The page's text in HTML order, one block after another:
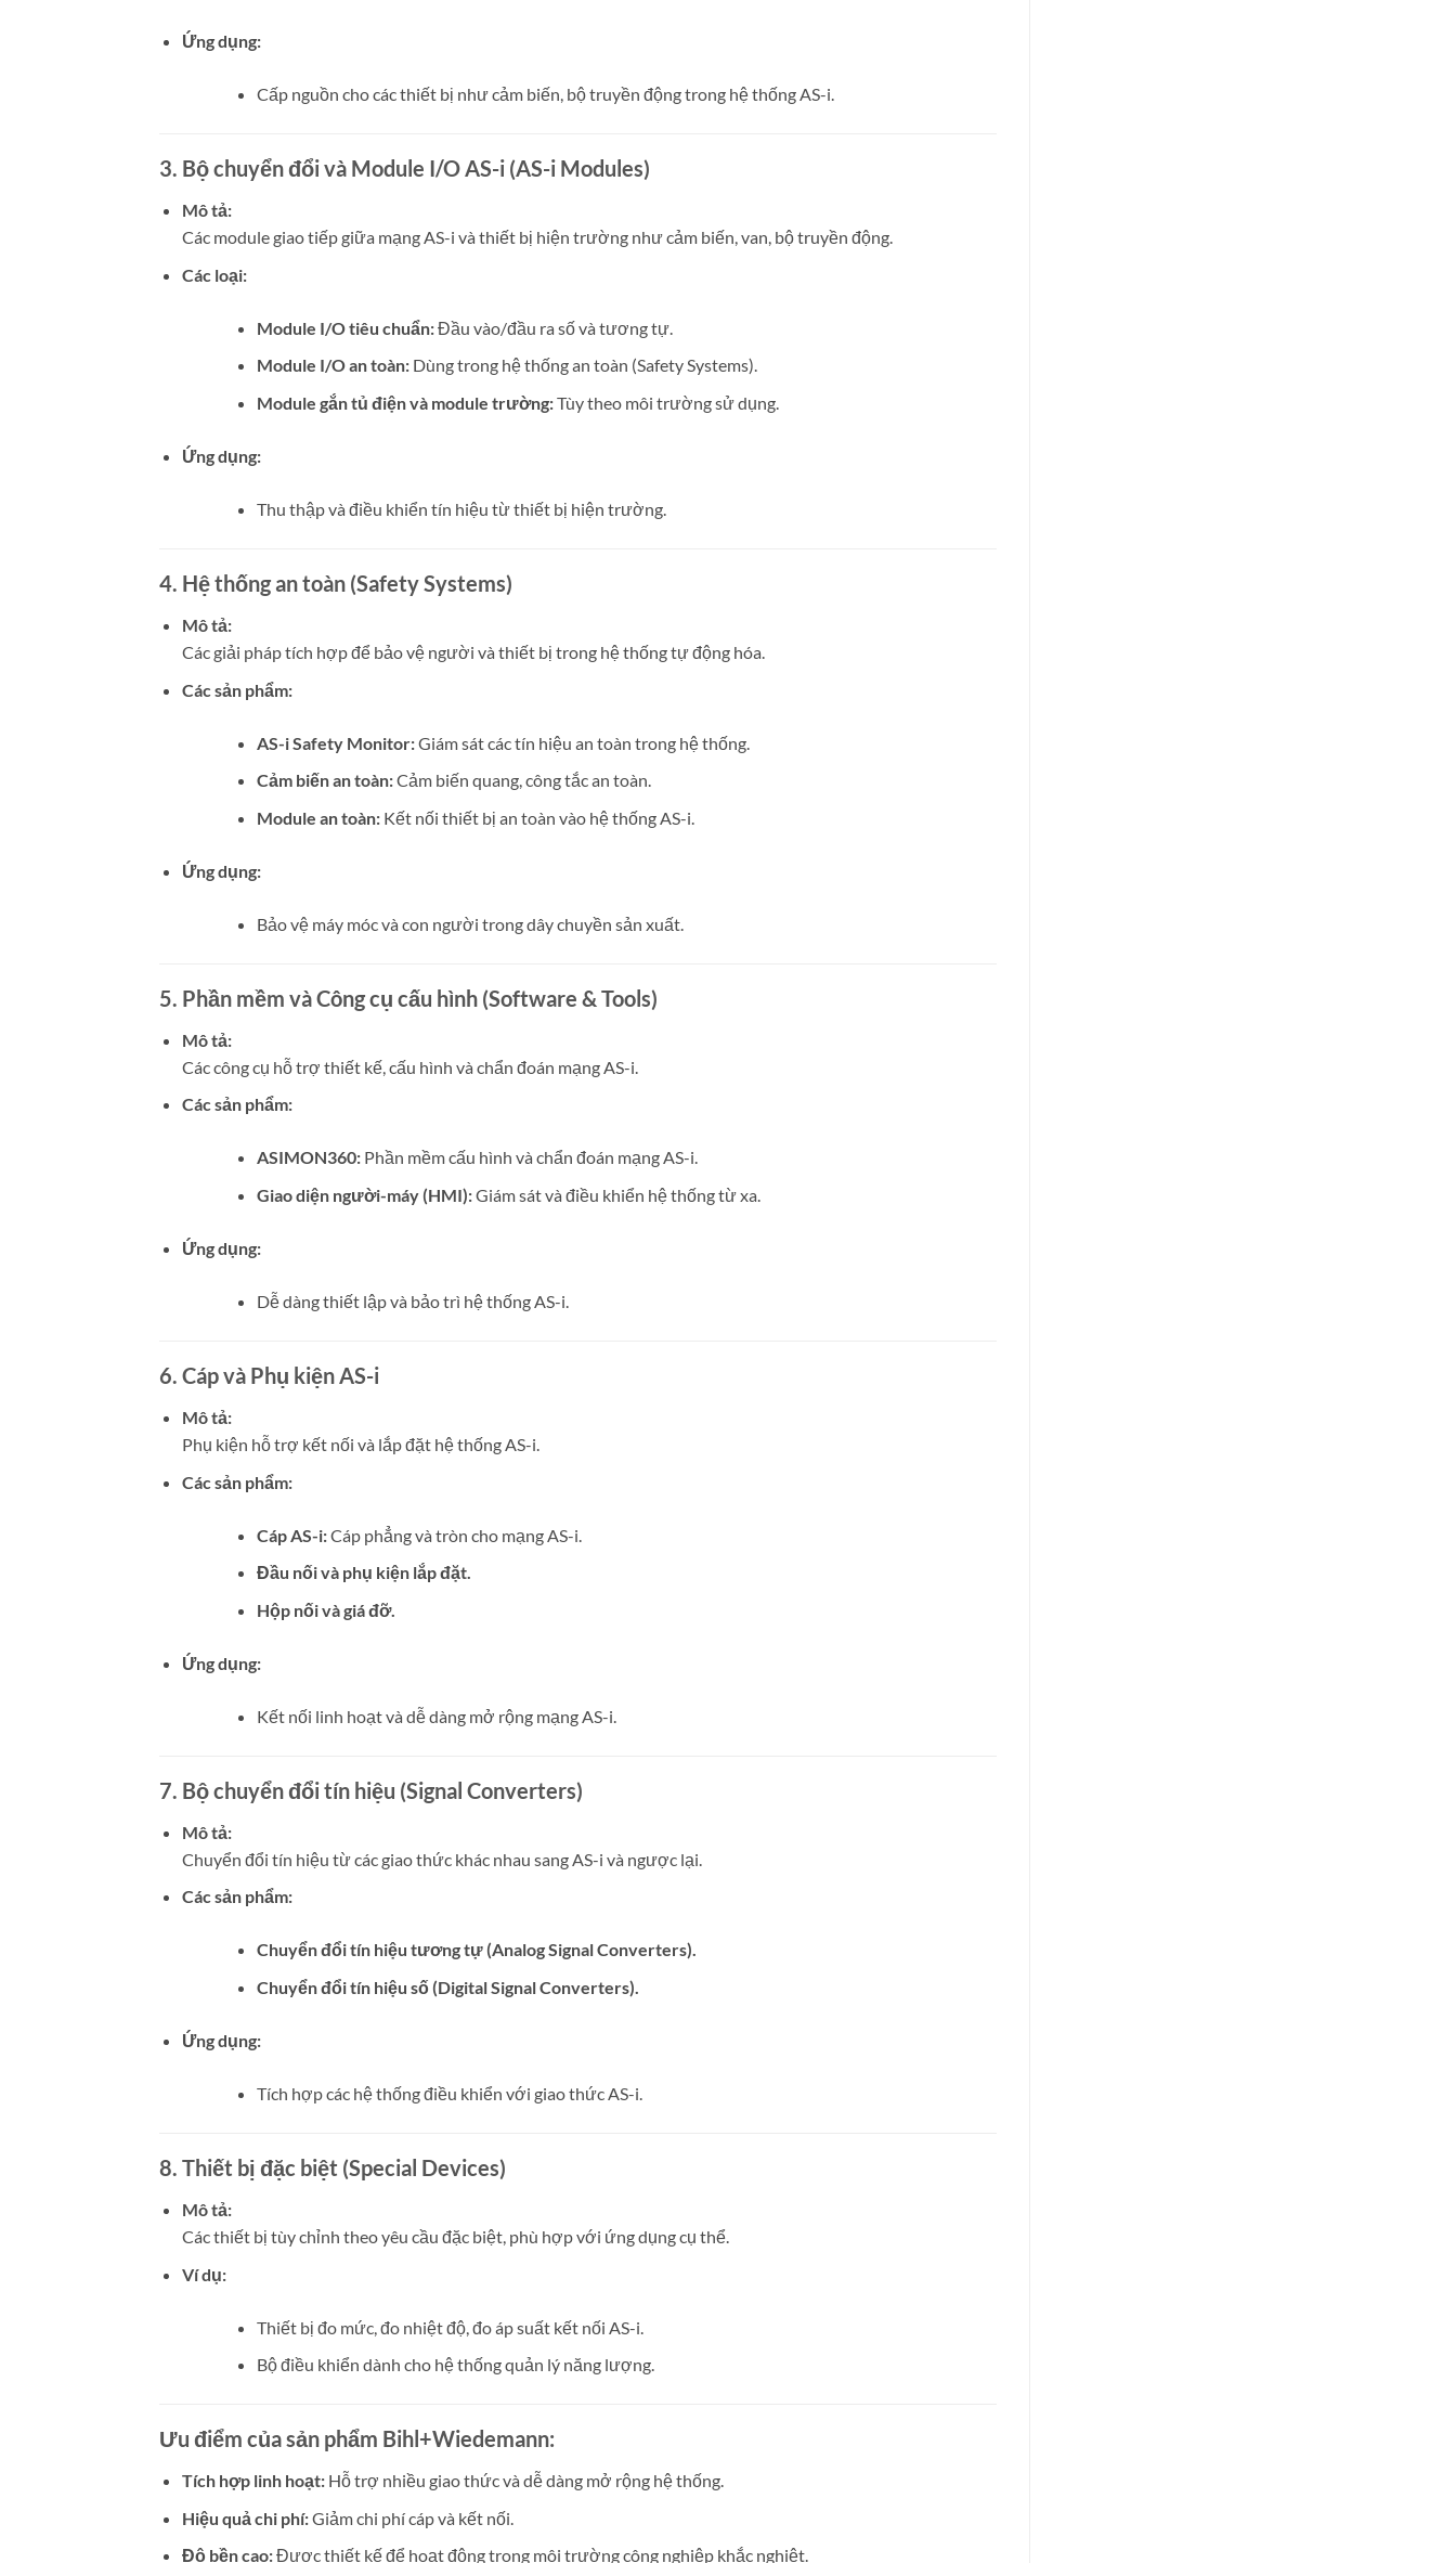
Ứng dụng:
Cấp nguồn cho các thiết bị như cảm biến, bộ truyền động trong hệ thống AS-i.
3. Bộ chuyển đổi và Module I/O AS-i (AS-i Modules)
Mô tả:
Các module giao tiếp giữa mạng AS-i và thiết bị hiện trường như cảm biến, van, bộ truyền động.
Các loại:
Module I/O tiêu chuẩn:Đầu vào/đầu ra số và tương tự.
Module I/O an toàn:Dùng trong hệ thống an toàn (Safety Systems).
Module gắn tủ điện và module trường:Tùy theo môi trường sử dụng.
Ứng dụng:
Thu thập và điều khiển tín hiệu từ thiết bị hiện trường.
4. Hệ thống an toàn (Safety Systems)
Mô tả:
Các giải pháp tích hợp để bảo vệ người và thiết bị trong hệ thống tự động hóa.
Các sản phẩm:
AS-i Safety Monitor:Giám sát các tín hiệu an toàn trong hệ thống.
Cảm biến an toàn:Cảm biến quang, công tắc an toàn.
Module an toàn:Kết nối thiết bị an toàn vào hệ thống AS-i.
Ứng dụng:
Bảo vệ máy móc và con người trong dây chuyền sản xuất.
5. Phần mềm và Công cụ cấu hình (Software & Tools)
Mô tả:
Các công cụ hỗ trợ thiết kế, cấu hình và chẩn đoán mạng AS-i.
Các sản phẩm:
ASIMON360:Phần mềm cấu hình và chẩn đoán mạng AS-i.
Giao diện người-máy (HMI):Giám sát và điều khiển hệ thống từ xa.
Ứng dụng:
Dễ dàng thiết lập và bảo trì hệ thống AS-i.
6. Cáp và Phụ kiện AS-i
Mô tả:
Phụ kiện hỗ trợ kết nối và lắp đặt hệ thống AS-i.
Các sản phẩm:
Cáp AS-i:Cáp phẳng và tròn cho mạng AS-i.
Đầu nối và phụ kiện lắp đặt.
Hộp nối và giá đỡ.
Ứng dụng:
Kết nối linh hoạt và dễ dàng mở rộng mạng AS-i.
7. Bộ chuyển đổi tín hiệu (Signal Converters)
Mô tả:
Chuyển đổi tín hiệu từ các giao thức khác nhau sang AS-i và ngược lại.
Các sản phẩm:
Chuyển đổi tín hiệu tương tự (Analog Signal Converters).
Chuyển đổi tín hiệu số (Digital Signal Converters).
Ứng dụng:
Tích hợp các hệ thống điều khiển với giao thức AS-i.
8. Thiết bị đặc biệt (Special Devices)
Mô tả:
Các thiết bị tùy chỉnh theo yêu cầu đặc biệt, phù hợp với ứng dụng cụ thể.
Ví dụ:
Thiết bị đo mức, đo nhiệt độ, đo áp suất kết nối AS-i.
Bộ điều khiển dành cho hệ thống quản lý năng lượng.
Ưu điểm của sản phẩm Bihl+Wiedemann:
Tích hợp linh hoạt:Hỗ trợ nhiều giao thức và dễ dàng mở rộng hệ thống.
Hiệu quả chi phí:Giảm chi phí cáp và kết nối.
Độ bền cao:Được thiết kế để hoạt động trong môi trường công nghiệp khắc nghiệt.